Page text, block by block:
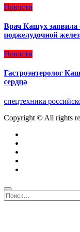
Новости
Врач Кашух заявила
поджелудочной
Новости
Гастроэнтеролог
сердца
спецтехника
Copyright © All rights
Найти: